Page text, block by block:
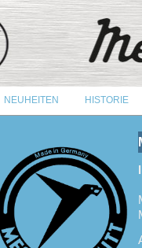
NEUHEITEN HISTORIE